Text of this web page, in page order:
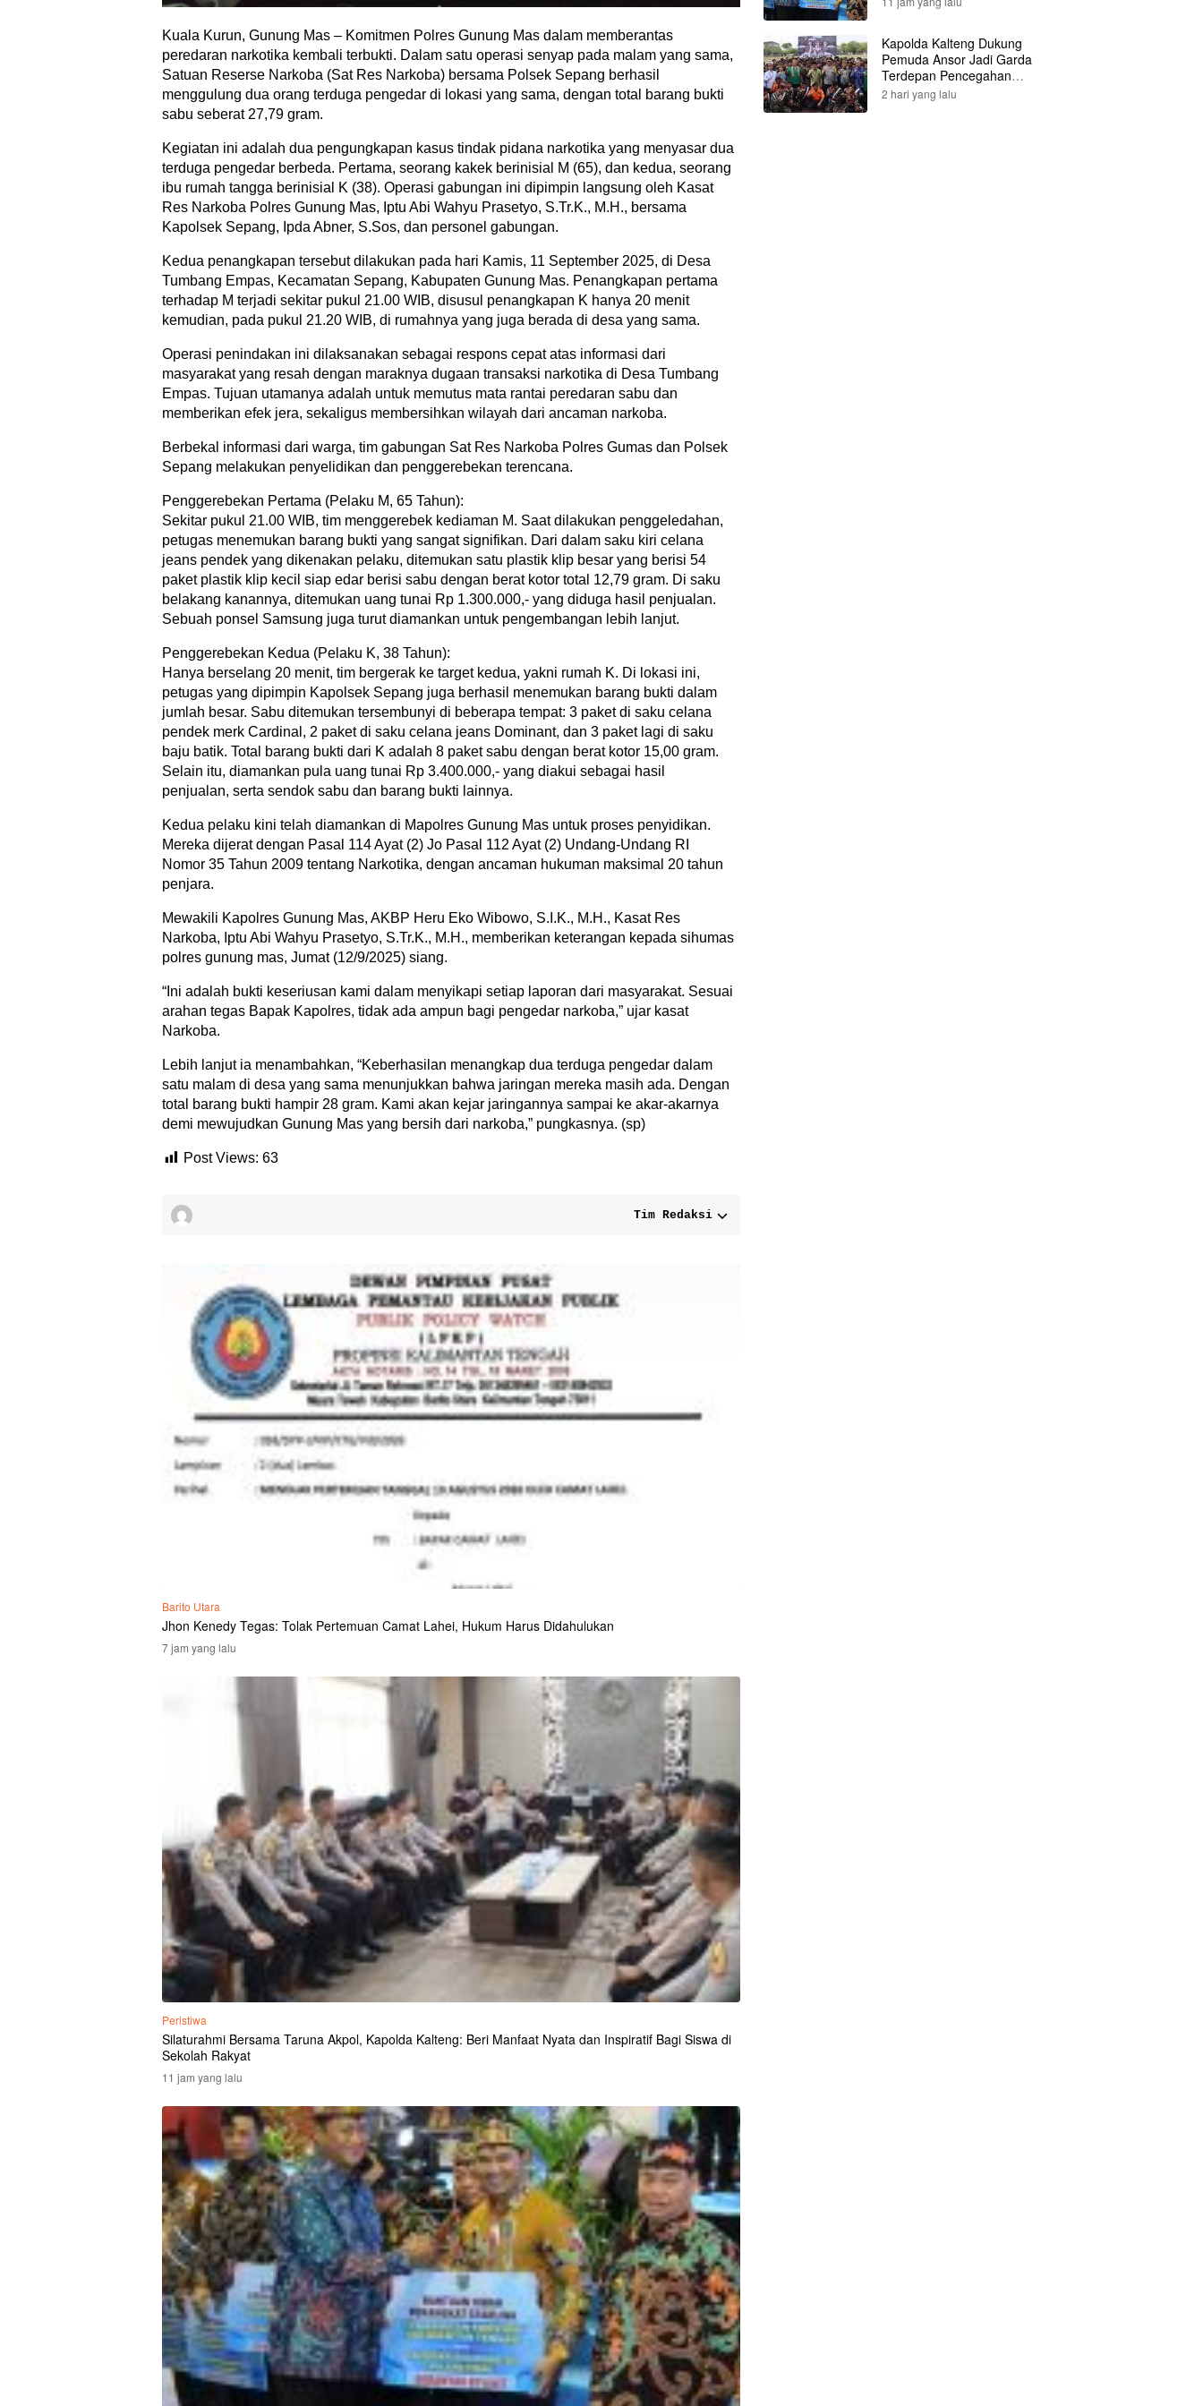
Kuala Kurun, Gunung Mas – Komitmen Polres Gunung Mas dalam memberantas
peredaran narkotika kembali terbukti. Dalam satu operasi senyap pada malam yang sama,
Satuan Reserse Narkoba (Sat Res Narkoba) bersama Polsek Sepang berhasil
menggulung dua orang terduga pengedar di lokasi yang sama, dengan total barang bukti
sabu seberat 27,79 gram.
Kegiatan ini adalah dua pengungkapan kasus tindak pidana narkotika yang menyasar dua
terduga pengedar berbeda. Pertama, seorang kakek berinisial M (65), dan kedua, seorang
ibu rumah tangga berinisial K (38). Operasi gabungan ini dipimpin langsung oleh Kasat
Res Narkoba Polres Gunung Mas, Iptu Abi Wahyu Prasetyo, S.Tr.K., M.H., bersama
Kapolsek Sepang, Ipda Abner, S.Sos, dan personel gabungan.
Kedua penangkapan tersebut dilakukan pada hari Kamis, 11 September 2025, di Desa
Tumbang Empas, Kecamatan Sepang, Kabupaten Gunung Mas. Penangkapan pertama
terhadap M terjadi sekitar pukul 21.00 WIB, disusul penangkapan K hanya 20 menit
kemudian, pada pukul 21.20 WIB, di rumahnya yang juga berada di desa yang sama.
Operasi penindakan ini dilaksanakan sebagai respons cepat atas informasi dari
masyarakat yang resah dengan maraknya dugaan transaksi narkotika di Desa Tumbang
Empas. Tujuan utamanya adalah untuk memutus mata rantai peredaran sabu dan
memberikan efek jera, sekaligus membersihkan wilayah dari ancaman narkoba.
Berbekal informasi dari warga, tim gabungan Sat Res Narkoba Polres Gumas dan Polsek
Sepang melakukan penyelidikan dan penggerebekan terencana.
Penggerebekan Pertama (Pelaku M, 65 Tahun):
Sekitar pukul 21.00 WIB, tim menggerebek kediaman M. Saat dilakukan penggeledahan,
petugas menemukan barang bukti yang sangat signifikan. Dari dalam saku kiri celana
jeans pendek yang dikenakan pelaku, ditemukan satu plastik klip besar yang berisi 54
paket plastik klip kecil siap edar berisi sabu dengan berat kotor total 12,79 gram. Di saku
belakang kanannya, ditemukan uang tunai Rp 1.300.000,- yang diduga hasil penjualan.
Sebuah ponsel Samsung juga turut diamankan untuk pengembangan lebih lanjut.
Penggerebekan Kedua (Pelaku K, 38 Tahun):
Hanya berselang 20 menit, tim bergerak ke target kedua, yakni rumah K. Di lokasi ini,
petugas yang dipimpin Kapolsek Sepang juga berhasil menemukan barang bukti dalam
jumlah besar. Sabu ditemukan tersembunyi di beberapa tempat: 3 paket di saku celana
pendek merk Cardinal, 2 paket di saku celana jeans Dominant, dan 3 paket lagi di saku
baju batik. Total barang bukti dari K adalah 8 paket sabu dengan berat kotor 15,00 gram.
Selain itu, diamankan pula uang tunai Rp 3.400.000,- yang diakui sebagai hasil
penjualan, serta sendok sabu dan barang bukti lainnya.
Kedua pelaku kini telah diamankan di Mapolres Gunung Mas untuk proses penyidikan.
Mereka dijerat dengan Pasal 114 Ayat (2) Jo Pasal 112 Ayat (2) Undang-Undang RI
Nomor 35 Tahun 2009 tentang Narkotika, dengan ancaman hukuman maksimal 20 tahun
penjara.
Mewakili Kapolres Gunung Mas, AKBP Heru Eko Wibowo, S.I.K., M.H., Kasat Res
Narkoba, Iptu Abi Wahyu Prasetyo, S.Tr.K., M.H., memberikan keterangan kepada sihumas
polres gunung mas, Jumat (12/9/2025) siang.
“Ini adalah bukti keseriusan kami dalam menyikapi setiap laporan dari masyarakat. Sesuai
arahan tegas Bapak Kapolres, tidak ada ampun bagi pengedar narkoba,” ujar kasat
Narkoba.
Lebih lanjut ia menambahkan, “Keberhasilan menangkap dua terduga pengedar dalam
satu malam di desa yang sama menunjukkan bahwa jaringan mereka masih ada. Dengan
total barang bukti hampir 28 gram. Kami akan kejar jaringannya sampai ke akar-akarnya
demi mewujudkan Gunung Mas yang bersih dari narkoba,” pungkasnya. (sp)
Post Views: 63
Tim Redaksi
Barito Utara
Jhon Kenedy Tegas: Tolak Pertemuan Camat Lahei, Hukum Harus Didahulukan
7 jam yang lalu
Peristiwa
Silaturahmi Bersama Taruna Akpol, Kapolda Kalteng: Beri Manfaat Nyata dan Inspiratif Bagi Siswa di
Sekolah Rakyat
11 jam yang lalu
Kapolda Kalteng Dukung
Pemuda Ansor Jadi Garda
Terdepan Pencegahan
Karhutla
2 hari yang lalu